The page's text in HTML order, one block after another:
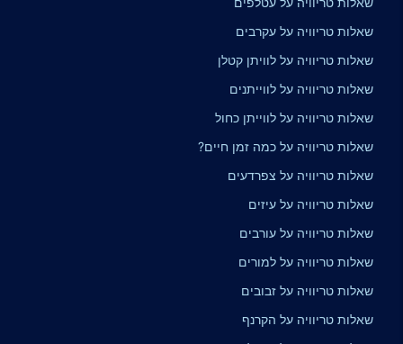
שאלות טריוויה על עקרבים
שאלות טריוויה על לוויתן קטלן
שאלות טריוויה על לווייתנים
שאלות טריוויה על לווייתן כחול
שאלות טריוויה על כמה זמן חיים?
שאלות טריוויה על צפרדעים
שאלות טריוויה על עיזים
שאלות טריוויה על עורבים
שאלות טריוויה על למורים
שאלות טריוויה על זבובים
שאלות טריוויה על הקרנף